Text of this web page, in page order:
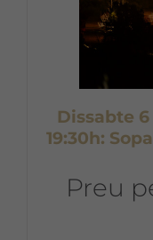
Dissabte
19:30h:
Preu